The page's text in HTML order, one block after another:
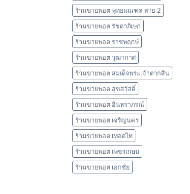
ร้านขายพอต พุทธมณฑล สาย 2
ร้านขายพอต รัชดาภิเษก
ร้านขายพอต ราชพฤกษ์
ร้านขายพอต วุฒากาศ
ร้านขายพอต สมเด็จพระเจ้าตากสิน
ร้านขายพอต สุขสวัสดิ์
ร้านขายพอต อินทราภรณ์
ร้านขายพอต เจริญนคร
ร้านขายพอต เทอดไท
ร้านขายพอต เพชรเกษม
ร้านขายพอต เอกชัย